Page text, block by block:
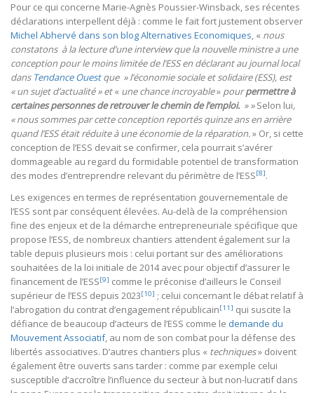
Pour ce qui concerne Marie-Agnès Poussier-Winsback, ses récentes
déclarations interpellent déjà : comme le fait fort justement observer
Michel Abhervé dans son blog Alternatives Economiques, « nous
constatons à la lecture d’une interviewque la nouvelle ministre a une
conception pour le moins limitée de l’ESS en déclarant au journal local
dans Tendance Ouestque » l’économie sociale et solidaire (ESS), est
« un sujet d’actualité » et« une chance incroyable» pourpermettre à
certaines personnes de retrouver le chemin de l’emploi. » »Selon lui,
« nous sommes par cette conception reportés quinze ans en arrière
quand l’ESS était réduite à une économie de la réparation.» Or, si cette
conception de l’ESS devait se confirmer, cela pourrait s’avérer
dommageable au regard du formidable potentiel de transformation
des modes d’entreprendre relevant du périmètre de l’ESS[8].
Les exigences en termes de représentation gouvernementale de
l’ESS sont par conséquent élevées. Au-delà de la compréhension
fine des enjeux et de la démarche entrepreneuriale spécifique que
propose l’ESS, de nombreux chantiers attendent également sur la
table depuis plusieurs mois : celui portant sur des améliorations
souhaitées de la loi initiale de 2014 avec pour objectif d’assurer le
financement de l’ESS[9] comme le préconise d’ailleurs le Conseil
supérieur de l’ESS depuis 2023[10] ; celui concernant le débat relatif à
l’abrogation du contrat d’engagement républicain[11] qui suscite la
défiance de beaucoup d’acteurs de l’ESS comme le demande du
Mouvement Associatif, au nom de son combat pour la défense des
libertés associatives. D’autres chantiers plus « techniques» doivent
également être ouverts sans tarder : comme par exemple celui
susceptible d’accroître l’influence du secteur à but non-lucratif dans